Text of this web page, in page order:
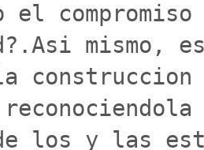
el
mismo,
los y las